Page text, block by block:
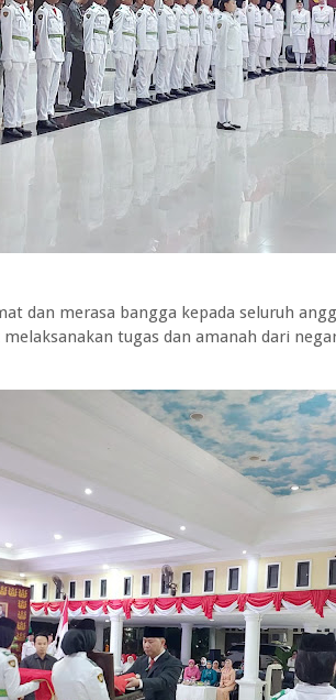
dan merasa bangga kepada seluruh
tugas dan amanah dari